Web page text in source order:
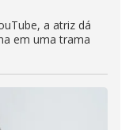
a atriz dá
em uma trama